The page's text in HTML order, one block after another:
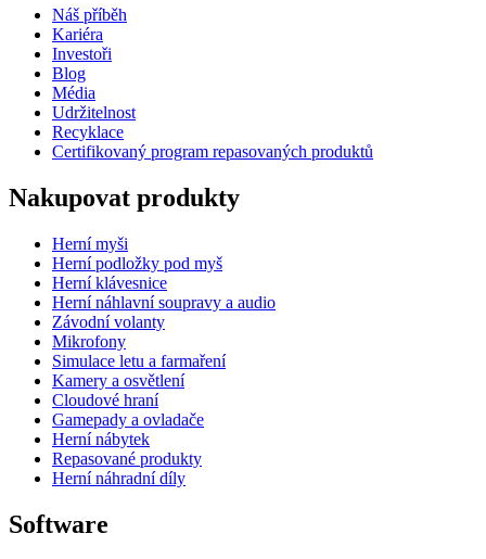
Náš příběh
Kariéra
Investoři
Blog
Média
Udržitelnost
Recyklace
Certifikovaný program repasovaných produktů
Nakupovat produkty
Herní myši
Herní podložky pod myš
Herní klávesnice
Herní náhlavní soupravy a audio
Závodní volanty
Mikrofony
Simulace letu a farmaření
Kamery a osvětlení
Cloudové hraní
Gamepady a ovladače
Herní nábytek
Repasované produkty
Herní náhradní díly
Software